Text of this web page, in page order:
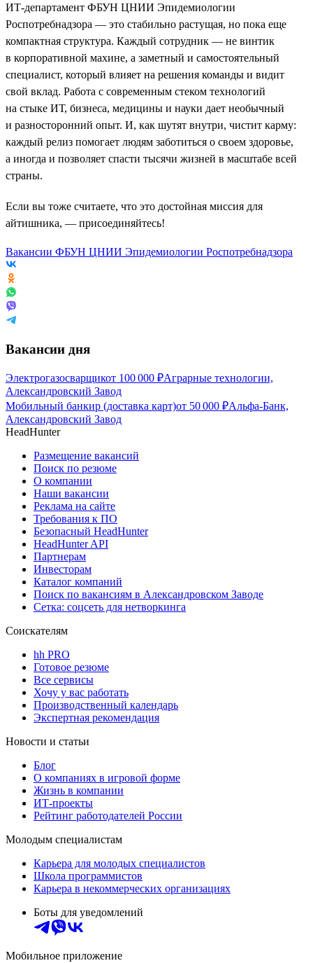
ИТ-департамент ФБУН ЦНИИ Эпидемиологии
Роспотребнадзора — это стабильно растущая, но пока еще
компактная структура. Каждый сотрудник — не винтик
в корпоративной махине, а заметный и самостоятельный
специалист, который влияет на решения команды и видит
свой вклад. Работа с современным стеком технологий
на стыке ИТ, бизнеса, медицины и науки дает необычный
и разносторонний опыт. И, как шутят внутри, чистит карму:
каждый релиз помогает людям заботиться о своем здоровье,
а иногда и позволяет спасти тысячи жизней в масштабе всей
страны.
Если вы тоже считаете, что это достойная миссия для
айтишника, — присоединяйтесь!
Вакансии ФБУН ЦНИИ Эпидемиологии Роспотребнадзора
Вакансии дня
Электрогазосварщикот 100 000 ₽Аграрные технологии,
Александровский Завод
Мобильный банкир (доставка карт)от 50 000 ₽Альфа-Банк,
Александровский Завод
HeadHunter
Размещение вакансий
Поиск по резюме
О компании
Наши вакансии
Реклама на сайте
Требования к ПО
Безопасный HeadHunter
HeadHunter API
Партнерам
Инвесторам
Каталог компаний
Поиск по вакансиям в Александровском Заводе
Сетка: соцсеть для нетворкинга
Соискателям
hh PRO
Готовое резюме
Все сервисы
Хочу у вас работать
Производственный календарь
Экспертная рекомендация
Новости и статьи
Блог
О компаниях в игровой форме
Жизнь в компании
ИТ-проекты
Рейтинг работодателей России
Молодым специалистам
Карьера для молодых специалистов
Школа программистов
Карьера в некоммерческих организациях
Боты для уведомлений
Мобильное приложение